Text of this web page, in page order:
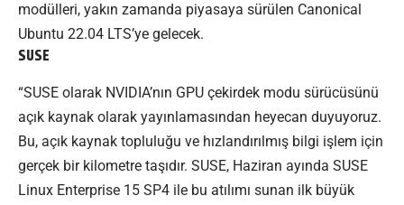
modülleri, yakın zamanda piyasaya sürülen Canonical
Ubuntu 22.04 LTS’ye gelecek.
SUSE
“SUSE olarak NVIDIA’nın GPU çekirdek modu sürücüsünü
açık kaynak olarak yayınlamasından heyecan duyuyoruz.
Bu, açık kaynak topluluğu ve hızlandırılmış bilgi işlem için
gerçek bir kilometre taşıdır. SUSE, Haziran ayında SUSE
Linux Enterprise 15 SP4 ile bu atılımı sunan ilk büyük